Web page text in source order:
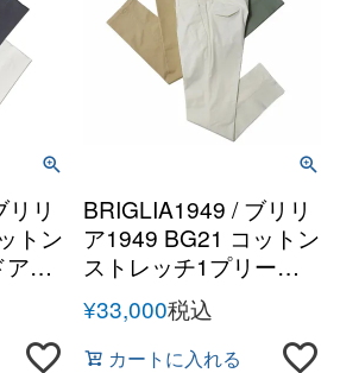
リ
トン
ジ
テ
BRIGLIA1949 / ブリリ
ア1949 BG21 コットン
ストレッチ1プリーツ
テーパードパンツ
¥33,000税込
カートに入れる